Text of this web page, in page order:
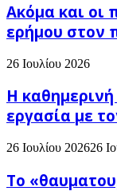
Ακόμα και οι
ερήμου στον
26 Ιουλίου 2026
H
εργασία με
26 Ιουλίου 202626
Το